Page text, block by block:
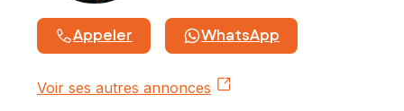
Appeler WhatsApp
Voir ses autres annonces